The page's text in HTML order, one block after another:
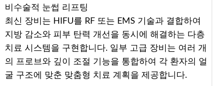
비수술적 눈썹 리프팅
최신 장비는 HIFU를 RF 또는 EMS 기술과 결합하여
지방 감소와 피부 탄력 개선을 동시에 해결하는 다층
치료 시스템을 구현합니다. 일부 고급 장비는 여러 개
의 프로브와 깊이 조절 기능을 통합하여 각 환자의 얼
굴 구조에 맞춘 맞춤형 치료 계획을 제공합니다.